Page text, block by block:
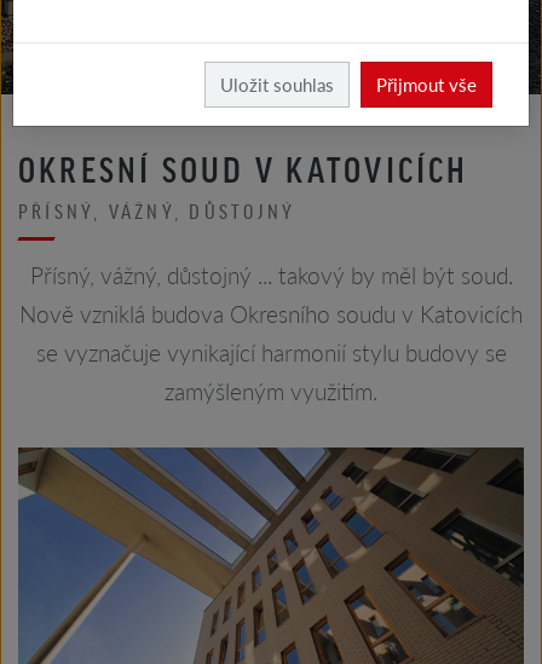
Röben Realizace
OKRESNÍ SOUD V KATOVICÍCH
PŘÍSNÝ, VÁŽNÝ, DŮSTOJNÝ
Přísný, vážný, důstojný ... takový by měl být soud.
Nově vzniklá budova Okresního soudu v Katovicích
se vyznačuje vynikající harmonií stylu budovy se
zamýšleným využitím.
Uložit souhlas Přijmout vše